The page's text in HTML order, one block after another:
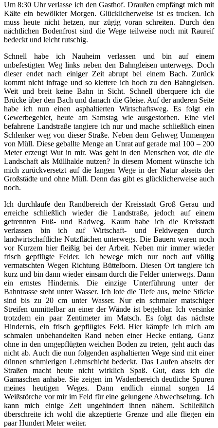
Um 8:30 Uhr verlasse ich den Gasthof. Draußen empfängt mich mit
Kälte ein bewölkter Morgen. Glücklicherweise ist es trocken. Ich
muss heute nicht hetzen, nur zügig voran schreiten. Durch den
nächtlichen Bodenfrost sind die Wege teilweise noch mit Raureif
bedeckt und leicht rutschig.
Schnell habe ich Nauheim verlassen und bin auf einem
unbefestigten Weg links neben den Bahngleisen unterwegs. Doch
dieser endet nach einiger Zeit abrupt bei einem Bach. Zurück
kommt nicht infrage und so klettere ich hoch zu den Bahngleisen.
Weit und breit keine Bahn in Sicht. Schnell überquere ich die
Brücke über den Bach und danach die Gleise. Auf der anderen Seite
habe ich nun einen asphaltierten Wirtschaftsweg. Es folgt ein
Gewerbegebiet, heute am Samstag wie ausgestorben. Eine viel
befahrene Landstraße tangiere ich nur und mache schließlich einen
Schlenker weg von dieser Straße. Neben dem Gehweg Unmengen
von Müll. Diese geballte Menge an Unrat auf gerade mal 100 – 200
Meter erzeugt Wut in mir. Was geht in den Menschen vor, die die
Landschaft als Müllhalde nutzen? In diesem Moment wünsche ich
mich zurückversetzt auf die langen Wege in der Natur abseits der
Großstädte und ohne Müll. Denn das gibt es glücklicherweise auch
noch.
Ich durchlaufe den Randbereich der Kreisstadt Groß Gerau und
erreiche schließlich wieder die Landstraße, jedoch auf einem
getrennten Fuß- und Radweg. Kaum habe ich die Kreisstadt
verlassen bin ich auf Wirtschaft- und Feldwegen durch
landwirtschaftliche Nutzflächen unterwegs. Die Bauern waren noch
vor Kurzem hier fleißig bei der Arbeit. Neben mir immer wieder
frisch gepflügte Felder. Ich bewege mich nur noch auf völlig
vermatschten Wegen Richtung Büttelborn. Diesen Ort tangiere ich
kurz und bin dann wieder einsam durch die Felder unterwegs. Dann
ein ernstes Hindernis. Die einzige Unterführung unter der
Bahntrasse steht unter Wasser. Ich lote die Tiefe aus, meine Stöcke
sind bis zu 20 cm unter Wasser. Nur ein schmaler matschiger
Streifen unmittelbar an einer der Wände ist begehbar. Ich versinke
trotzdem ein paar Zentimeter im Matsch. Es folgt das nächste
Hindernis, ein frisch gepflügtes Feld. Hier kämpfe ich mich am
schmalen unbehandelten Rand neben einer Hecke entlang. Ganz
ohne in den umgepflügten weichen Boden zu treten, geht auch das
nicht ab. Auch die nun folgenden asphaltierten Wege sind mit einer
dünnen schmierigen Lehmschicht bedeckt. Das Laufen abseits der
Straßen macht heute nicht wirklich Spaß. Gut, dass ich die
Gamaschen anhabe. Sie zeigen im Wadenbereich deutliche Spuren
meines heutigen Weges. Dann endlich einmal sorgen 14
Weißstörche vor mir im Feld für eine gelungene Abwechselung. Ich
kann mich einige Zeit ungehindert ihnen nähern. Schließlich
überschreite ich wohl die akzeptierte Grenze und alle fliegen ein
paar Hundert Meter weiter.